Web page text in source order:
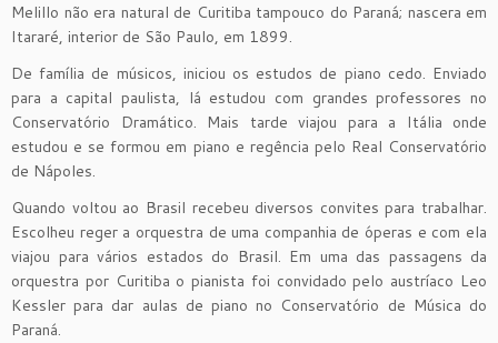
Melillo não era natural de Curitiba tampouco do Paraná; nascera em
Itararé, interior de São Paulo, em 1899.
De família de músicos, iniciou os estudos de piano cedo. Enviado
para a capital paulista, lá estudou com grandes professores no
Conservatório Dramático. Mais tarde viajou para a Itália onde
estudou e se formou em piano e regência pelo Real Conservatório
de Nápoles.
Quando voltou ao Brasil recebeu diversos convites para trabalhar.
Escolheu reger a orquestra de uma companhia de óperas e com ela
viajou para vários estados do Brasil. Em uma das passagens da
orquestra por Curitiba o pianista foi convidado pelo austríaco Leo
Kessler para dar aulas de piano no Conservatório de Música do
Paraná.